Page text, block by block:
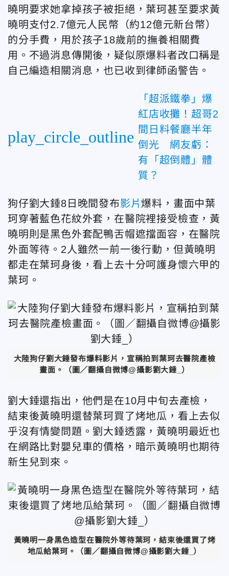
曉明要求她拿掉孩子被拒絕，葉珂甚至要求黃
曉明支付2.7億元人民幣（約12億元新台幣）
的分手費，用於孩子18歲前的撫養相關費
用。不過消息傳開後，疑似原爆料者改口稱是
自己編造相關消息，也已收到律師函警告。
play_circle_outline
「超派鐵拳」爆
紅店收攤！超哥2
間日料餐廳半年
倒光 網友虧：
有「超倒體」體
質？
狗仔劉大錘8日晚間發布影片爆料，畫面中葉
珂穿著藍色花紋外套，在醫院裡接受檢查，黃
曉明則是黑色外套配鴨舌帽遮擋面容，在醫院
外面等待。2人雖然一前一後行動，但黃曉明
都走在葉珂身後，看上去十分呵護身懷六甲的
葉珂。
大陸狗仔劉大錘發布爆料影片，宣稱拍到葉珂去醫院產檢
畫面。（圖／翻攝自微博@攝影劉大錘_）
劉大錘還指出，他們是在10月中旬去產檢，
結束後黃曉明還替葉珂買了烤地瓜，看上去似
乎沒有情變問題。劉大錘透露，黃曉明最近也
在網路比對嬰兒車的價格，暗示黃曉明也期待
新生兒到來。
黃曉明一身黑色造型在醫院外等待葉珂，結束後還買了烤
地瓜給葉珂。（圖／翻攝自微博@攝影劉大錘_）